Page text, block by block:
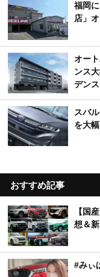
福岡
店」
オー
ンス
デンス
スバ
を大
おすすめ記事
【国
想＆
#みぃ